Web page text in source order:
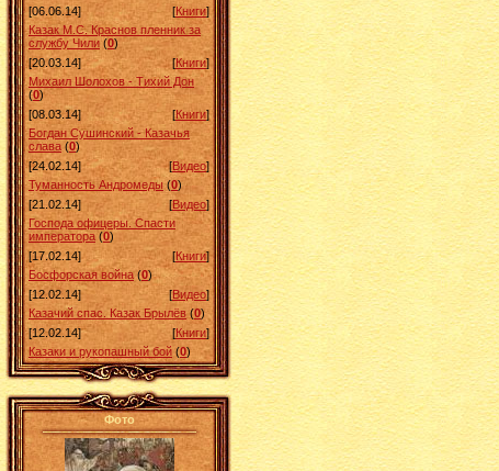
[06.06.14]
[Книги]
Казак М.С. Краснов пленник за
службу Чили (0)
[20.03.14]
[Книги]
Михаил Шолохов - Тихий Дон
(0)
[08.03.14]
[Книги]
Богдан Сушинский - Казачья
слава (0)
[24.02.14]
[Видео]
Туманность Андромеды (0)
[21.02.14]
[Видео]
Господа офицеры. Спасти
императора (0)
[17.02.14]
[Книги]
Босфорская война (0)
[12.02.14]
[Видео]
Казачий спас. Казак Брылёв (0)
[12.02.14]
[Книги]
Казаки и рукопашный бой (0)
Фото